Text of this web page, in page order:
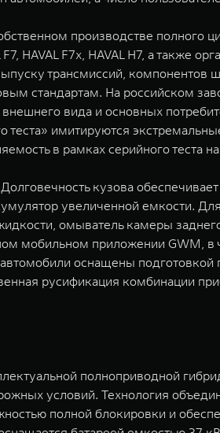
производстве полного
HAVAL F7x, HAVAL H7, а также
трансмиссий, компонентов
стандартам. На российском
вида и основных
теста» имитируются
в рамках серийного теста
кузова
увеличенной емкости.
омыватель камеры
мобильном приложении GWM, в
оснащены
русификация комбинации
полноприводной
условий. Технология
полной блокировки и